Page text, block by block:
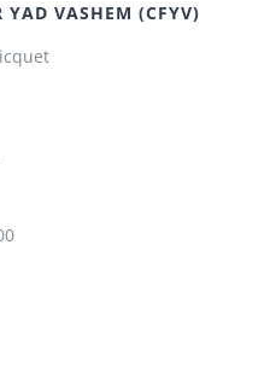
YAD VASHEM (CFYV)